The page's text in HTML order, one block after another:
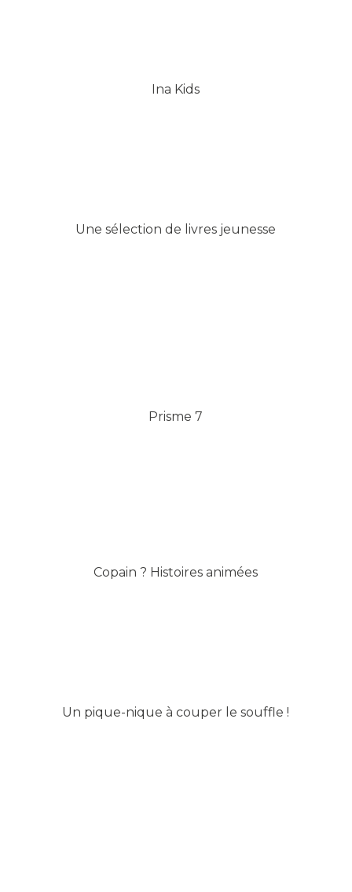
Ina Kids
Une sélection de livres jeunesse
Prisme 7
Copain ? Histoires animées
Un pique-nique à couper le souffle !